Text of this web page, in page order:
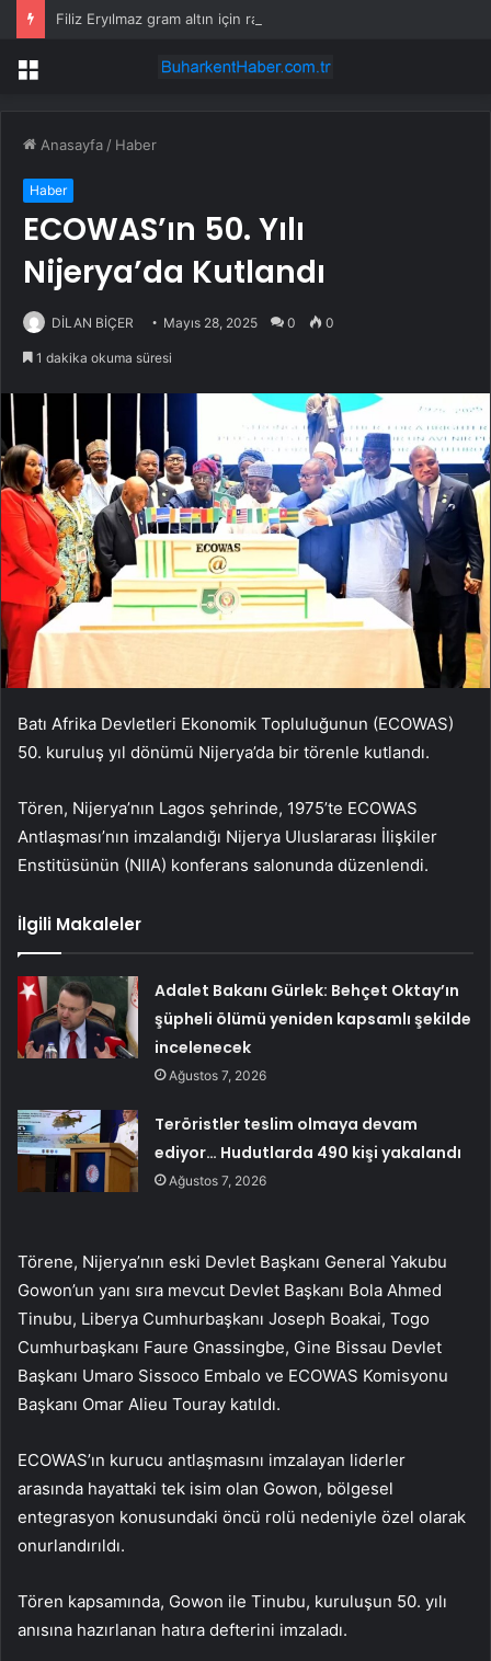
Menü
Anasayfa / Haber
Haber
ECOWAS’ın 50. Yılı
Nijerya’da Kutlandı
DİLAN BİÇER Mayıs 28, 2025 0 0
1 dakika okuma süresi
Batı Afrika Devletleri Ekonomik Topluluğunun (ECOWAS)
50. kuruluş yıl dönümü Nijerya’da bir törenle kutlandı.
Tören, Nijerya’nın Lagos şehrinde, 1975’te ECOWAS
Antlaşması’nın imzalandığı Nijerya Uluslararası İlişkiler
Enstitüsünün (NIIA) konferans salonunda düzenlendi.
İlgili Makaleler
Adalet Bakanı Gürlek: Behçet Oktay’ın
şüpheli ölümü yeniden kapsamlı şekilde
incelenecek
Ağustos 7, 2026
Teröristler teslim olmaya devam
ediyor… Hudutlarda 490 kişi yakalandı
Ağustos 7, 2026
Törene, Nijerya’nın eski Devlet Başkanı General Yakubu
Gowon’un yanı sıra mevcut Devlet Başkanı Bola Ahmed
Tinubu, Liberya Cumhurbaşkanı Joseph Boakai, Togo
Cumhurbaşkanı Faure Gnassingbe, Gine Bissau Devlet
Başkanı Umaro Sissoco Embalo ve ECOWAS Komisyonu
Başkanı Omar Alieu Touray katıldı.
ECOWAS’ın kurucu antlaşmasını imzalayan liderler
arasında hayattaki tek isim olan Gowon, bölgesel
entegrasyon konusundaki öncü rolü nedeniyle özel olarak
onurlandırıldı.
Tören kapsamında, Gowon ile Tinubu, kuruluşun 50. yılı
anısına hazırlanan hatıra defterini imzaladı.